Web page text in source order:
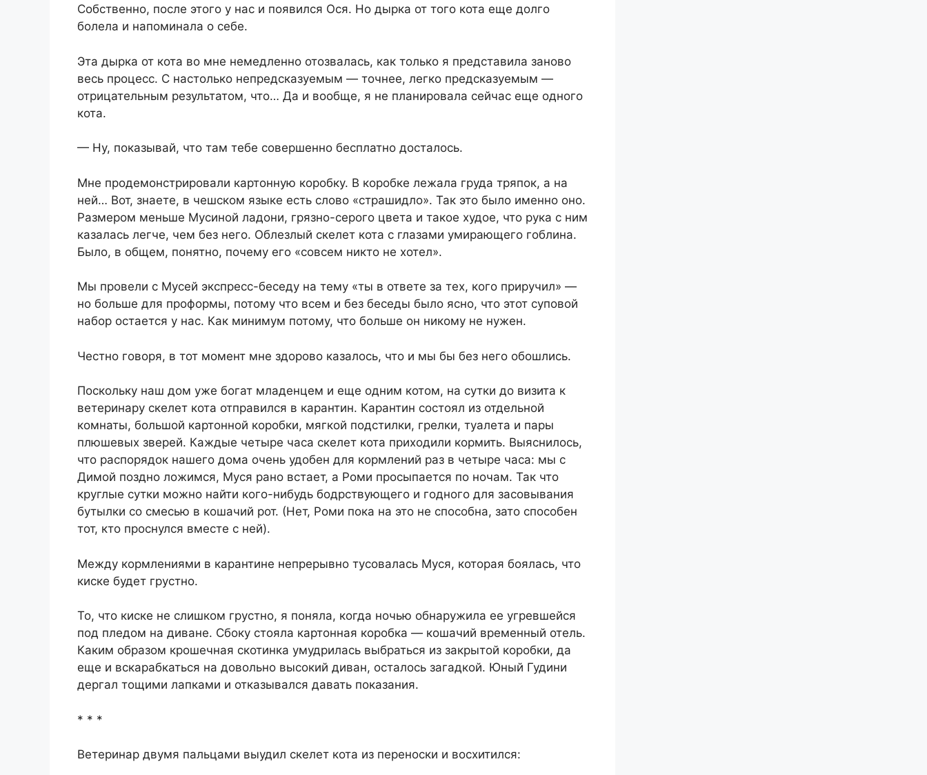
Собственно, после этого у нас и появился Ося. Но дырка от того кота еще долго
бoлела и напоминала о себе.
Эта дырка от кота во мне немедленно отозвалась, как только я представила заново
весь процесс. С настолько непредсказуемым — точнее, легко предсказуемым —
отрицательным результатом, что… Да и вообще, я не планировала сейчас еще одного
кота.
— Ну, показывай, что там тебе совершенно бесплатно досталось.
Мне продемонстрировали картонную коробку. В коробке лежала груда тряпок, а на
ней… Вот, знаете, в чешском языке есть слово «страшидло». Так это было именно оно.
Размером меньше Мусиной ладони, грязно-серого цвета и такое худое, что рука с ним
казалась легче, чем без него. Облезлый скелет кота с глазами умирающего гоблина.
Было, в общем, понятно, почему его «совсем никто не хотел».
Мы провели с Мусей экспресс-беседу на тему «ты в ответе за тех, кого приручил» —
но больше для проформы, потому что всем и без беседы было ясно, что этот суповой
набор остается у нас. Как минимум потому, что больше он никому не нужен.
Честно говоря, в тот момент мне здорово казалось, что и мы бы без него обошлись.
Поскольку наш дом уже богат младенцем и еще одним котом, на сутки до визита к
ветеринару скелет кота отправился в карантин. Карантин состоял из отдельной
комнаты, большой картонной коробки, мягкой подстилки, грелки, туалета и пары
плюшевых зверей. Каждые четыре часа скелет кота приходили кормить. Выяснилось,
что распорядок нашего дома очень удобен для кормлений раз в четыре часа: мы с
Димой поздно ложимся, Муся рано встает, а Роми просыпается по ночам. Так что
круглые сутки можно найти кого-нибудь бодрствующего и годного для засовывания
бутылки со смесью в кошачий рот. (Нет, Роми пока на это не способна, зато способен
тот, кто проснулся вместе с ней).
Между кормлениями в карантине непрерывно тусовалась Муся, которая боялась, что
киске будет грустно.
То, что киске не слишком грустно, я поняла, когда ночью обнаружила ее угревшейся
под пледом на диване. Сбоку стояла картонная коробка — кошачий временный отель.
Каким образом крошечная скотинка умудрилась выбраться из закрытой коробки, да
еще и вскарабкаться на довольно высокий диван, осталось загадкой. Юный Гудини
дергал тощими лапками и отказывался давать показания.
* * *
Ветеринар двумя пальцами выудил скелет кота из переноски и восхитился: